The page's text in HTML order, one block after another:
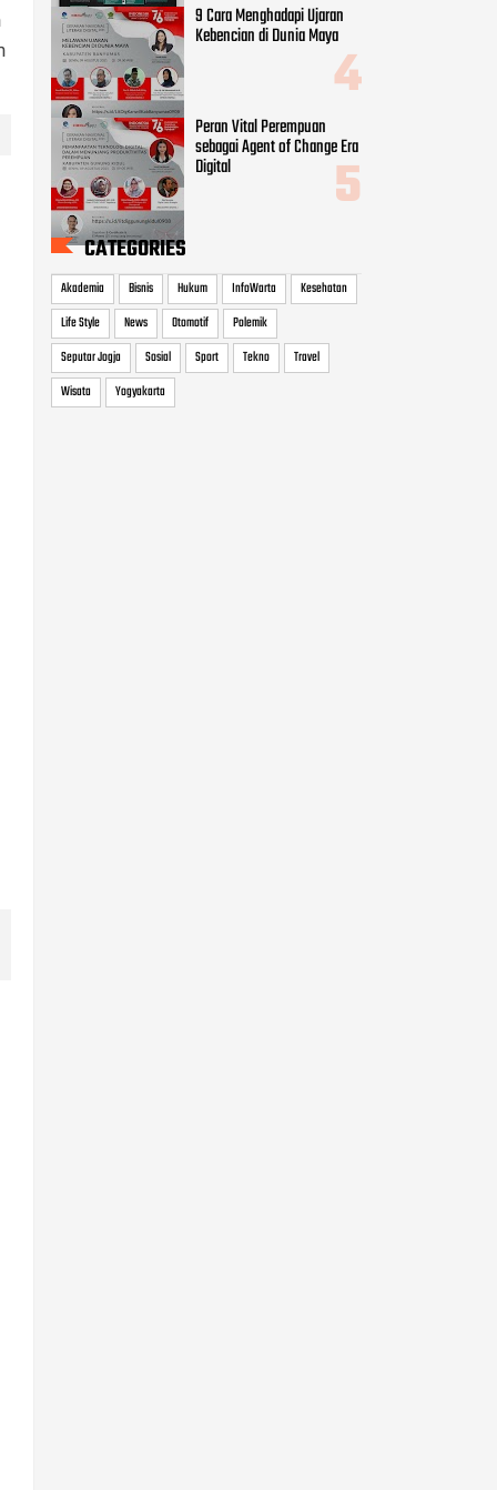
9 Cara Menghadapi Ujaran
Kebencian di Dunia Maya
Peran Vital Perempuan
sebagai Agent of Change Era
Digital
CATEGORIES
Akademia Bisnis Hukum InfoWarta
Kesehatan
Life Style
News Otomotif
Polemik
Seputar Jogja
Sosial Sport Tekno
Travel
Wisata
Yogyakarta